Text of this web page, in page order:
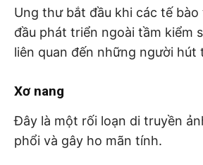
Ung thư bắt đầu khi các tế
đầu phát triển ngoài tầm kiểm
liên quan đến những người hút
Xơ nang
Đây là một rối loạn di truyền
phổi và gây ho mãn tính.